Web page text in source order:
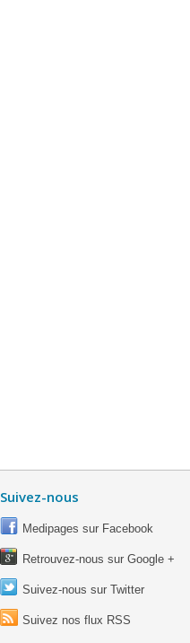
Suivez-nous
Medipages sur Facebook
Retrouvez-nous sur Google +
Suivez-nous sur Twitter
Suivez nos flux RSS